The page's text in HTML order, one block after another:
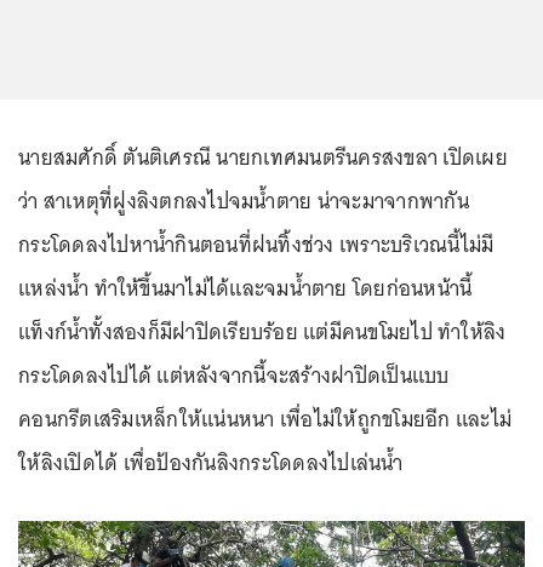
นายสมศักดิ์ ตันติเศรณี นายกเทศมนตรีนครสงขลา เปิดเผย
ว่า สาเหตุที่ฝูงลิงตกลงไปจมน้ำตาย น่าจะมาจากพากัน
กระโดดลงไปหาน้ำกินตอนที่ฝนทิ้งช่วง เพราะบริเวณนี้ไม่มี
แหล่งน้ำ ทำให้ขึ้นมาไม่ได้และจมน้ำตาย โดยก่อนหน้านี้
แท็งก์น้ำทั้งสองก็มีฝาปิดเรียบร้อย แต่มีคนขโมยไป ทำให้ลิง
กระโดดลงไปได้ แต่หลังจากนี้จะสร้างฝาปิดเป็นแบบ
คอนกรีตเสริมเหล็กให้แน่นหนา เพื่อไม่ให้ถูกขโมยอีก และไม่
ให้ลิงเปิดได้ เพื่อป้องกันลิงกระโดดลงไปเล่นน้ำ